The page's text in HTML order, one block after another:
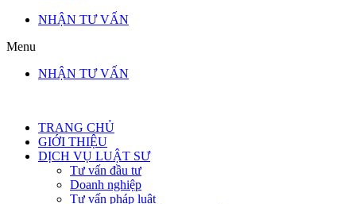
NHẬN TƯ VẤN
Menu
NHẬN TƯ VẤN
TRANG CHỦ
GIỚI THIỆU
DỊCH VỤ LUẬT SƯ
Tư vấn đầu tư
Doanh nghiệp
Tư vấn pháp luật